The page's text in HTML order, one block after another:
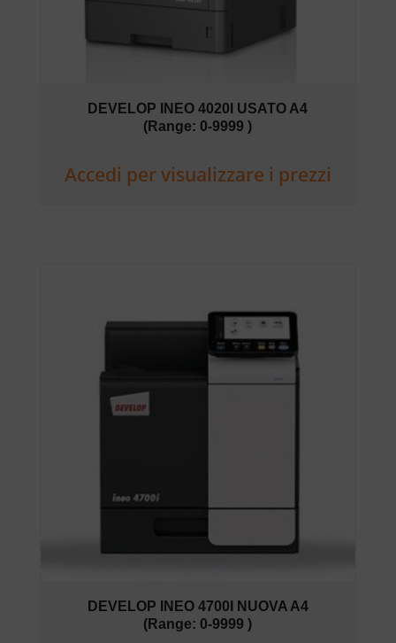
DEVELOP INEO 4020I USATO A4
(Range: 0-9999 )
Accedi per visualizzare i prezzi
DEVELOP INEO 4700I NUOVA A4
(Range: 0-9999 )